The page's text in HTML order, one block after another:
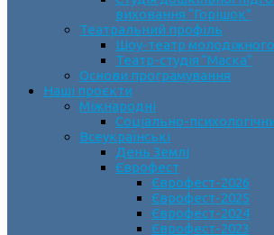
виховання “Горішок”
Театральний профіль
Шоу-театр молодіжного
Театр-студія “Маска”
Основи програмування
Наші проєкти
Міжнародні
Соціально-
Всеукраїнські
День Землі
Єврофест
Єврофест-2026
Єврофест-2025
Єврофест-2024
Єврофест-2023